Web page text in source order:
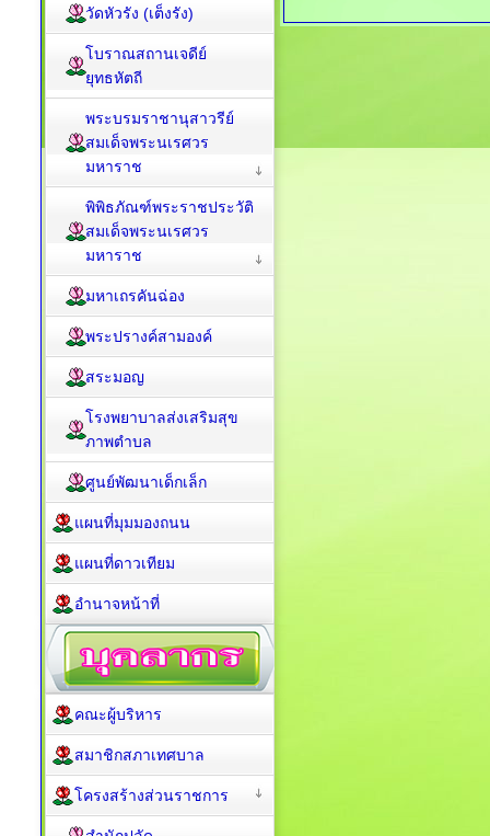
วัดหัวรัง (เต็งรัง)
โบราณสถานเจดีย์
ยุทธหัตถี
พระบรมราชานุสาวรีย์
สมเด็จพระนเรศวร
มหาราช
พิพิธภัณฑ์พระราชประวัติ
สมเด็จพระนเรศวร
มหาราช
มหาเถรคันฉ่อง
พระปรางค์สามองค์
สระมอญ
โรงพยาบาลส่งเสริมสุข
ภาพตำบล
ศูนย์พัฒนาเด็กเล็ก
แผนที่มุมมองถนน
แผนที่ดาวเทียม
อำนาจหน้าที่
คณะผู้บริหาร
สมาชิกสภาเทศบาล
โครงสร้างส่วนราชการ